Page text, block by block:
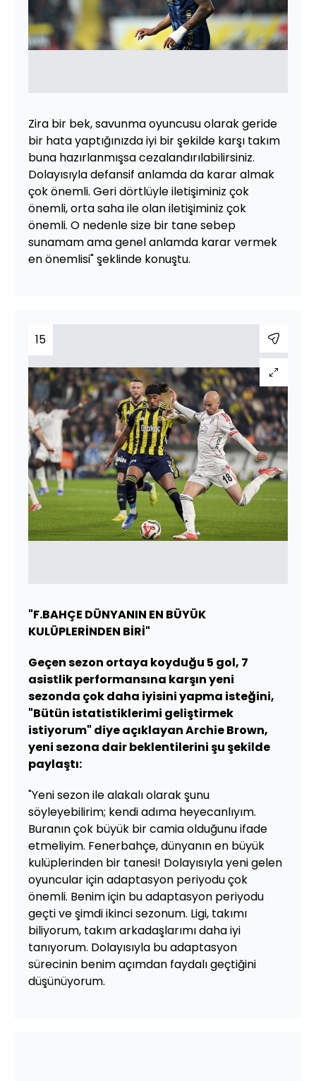
Zira bir bek, savunma oyuncusu olarak geride
bir hata yaptığınızda iyi bir şekilde karşı takım
buna hazırlanmışsa cezalandırılabilirsiniz.
Dolayısıyla defansif anlamda da karar almak
çok önemli. Geri dörtlüyle iletişiminiz çok
önemli, orta saha ile olan iletişiminiz çok
önemli. O nedenle size bir tane sebep
sunamam ama genel anlamda karar vermek
en önemlisi" şeklinde konuştu.
15
"F.BAHÇE DÜNYANIN EN BÜYÜK
KULÜPLERİNDEN BİRİ"
Geçen sezon ortaya koyduğu 5 gol, 7
asistlik performansına karşın yeni
sezonda çok daha iyisini yapma isteğini,
"Bütün istatistiklerimi geliştirmek
istiyorum" diye açıklayan Archie Brown,
yeni sezona dair beklentilerini şu şekilde
paylaştı:
"Yeni sezon ile alakalı olarak şunu
söyleyebilirim; kendi adıma heyecanlıyım.
Buranın çok büyük bir camia olduğunu ifade
etmeliyim. Fenerbahçe, dünyanın en büyük
kulüplerinden bir tanesi! Dolayısıyla yeni gelen
oyuncular için adaptasyon periyodu çok
önemli. Benim için bu adaptasyon periyodu
geçti ve şimdi ikinci sezonum. Ligi, takımı
biliyorum, takım arkadaşlarımı daha iyi
tanıyorum. Dolayısıyla bu adaptasyon
sürecinin benim açımdan faydalı geçtiğini
düşünüyorum.